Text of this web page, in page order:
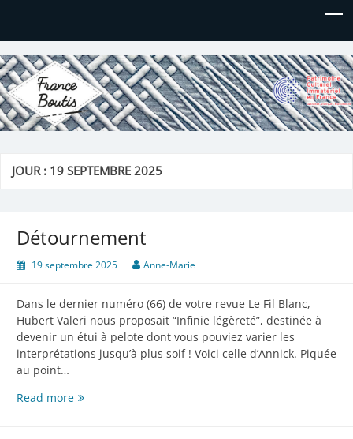
France Boutis
Le site de France Boutis
JOUR : 19 SEPTEMBRE 2025
Détournement
19 septembre 2025 Anne-Marie
Dans le dernier numéro (66) de votre revue Le Fil Blanc,
Hubert Valeri nous proposait “Infinie légèreté”, destinée à
devenir un étui à pelote dont vous pouviez varier les
interprétations jusqu’à plus soif ! Voici celle d’Annick. Piquée
au point…
Read moreDétournement